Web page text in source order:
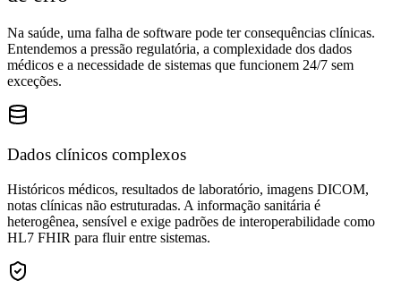
Na saúde, uma falha de software pode ter consequências clínicas.
Entendemos a pressão regulatória, a complexidade dos dados
médicos e a necessidade de sistemas que funcionem 24/7 sem
exceções.
Dados clínicos complexos
Históricos médicos, resultados de laboratório, imagens DICOM,
notas clínicas não estruturadas. A informação sanitária é
heterogênea, sensível e exige padrões de interoperabilidade como
HL7 FHIR para fluir entre sistemas.